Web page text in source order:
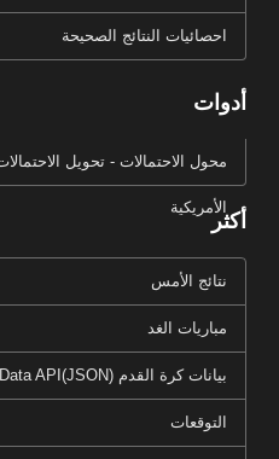
احصائيات النتائج الصحيحة
أدوات
محول الاحتمالات - تحويل
الأمريكية
أكثر
نتائج الأمس
مباريات الغد
بيانات كرة القدم Data API(JSON)
التوقعات